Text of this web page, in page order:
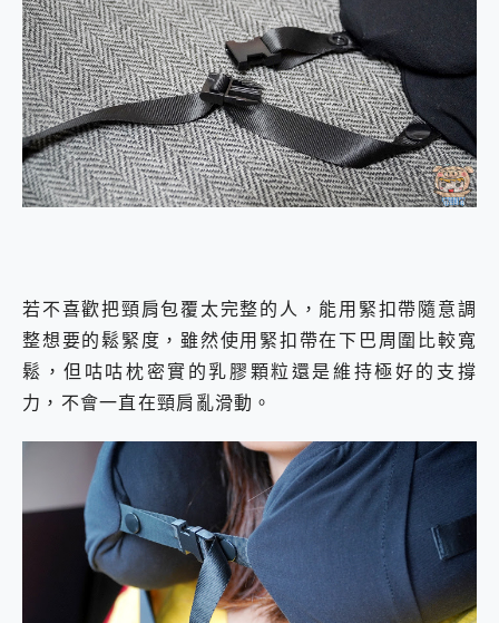
若不喜歡把頸肩包覆太完整的人，能用緊扣帶隨意調
整想要的鬆緊度，雖然使用緊扣帶在下巴周圍比較寬
鬆，但咕咕枕密實的乳膠顆粒還是維持極好的支撐
力，不會一直在頸肩亂滑動。